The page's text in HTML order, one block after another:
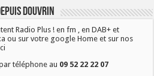
Douvrin
Radio Plus ! en fm , en DAB+ et
ou sur votre google Home et sur nos
téléphone au 09 52 22 22 07